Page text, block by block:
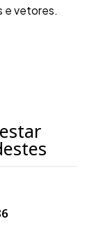
e vetores.